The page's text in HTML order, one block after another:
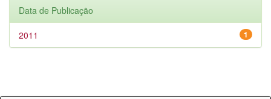
Data de Publicação
1
2011